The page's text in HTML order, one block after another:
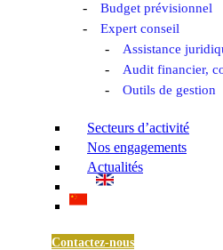
Budget prévisionnel
Expert conseil
Assistance
Audit financier,
Outils de gestion
Secteurs d’activité
Nos engagements
Actualités
Contactez-nous